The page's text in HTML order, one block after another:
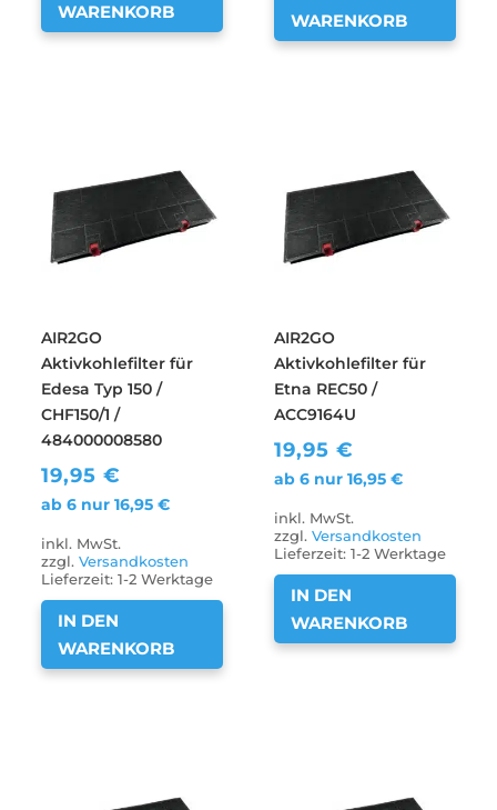
WARENKORB
WARENKORB
AIR2GO
Aktivkohlefilter für
Edesa Typ 150 /
CHF150/1 /
484000008580
19,95€
ab 6 nur16,95€
inkl. MwSt.
zzgl.Versandkosten
Lieferzeit:1-2 Werktage
IN DEN
WARENKORB
AIR2GO
Aktivkohlefilter für
Etna REC50 /
ACC9164U
19,95€
ab 6 nur16,95€
inkl. MwSt.
zzgl.Versandkosten
Lieferzeit:1-2 Werktage
IN DEN
WARENKORB